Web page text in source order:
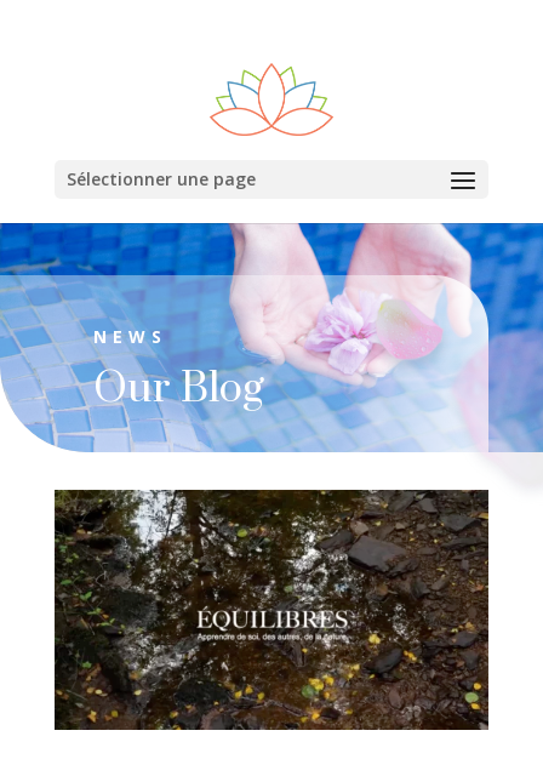
Sélectionner une page
NEWS
Our Blog